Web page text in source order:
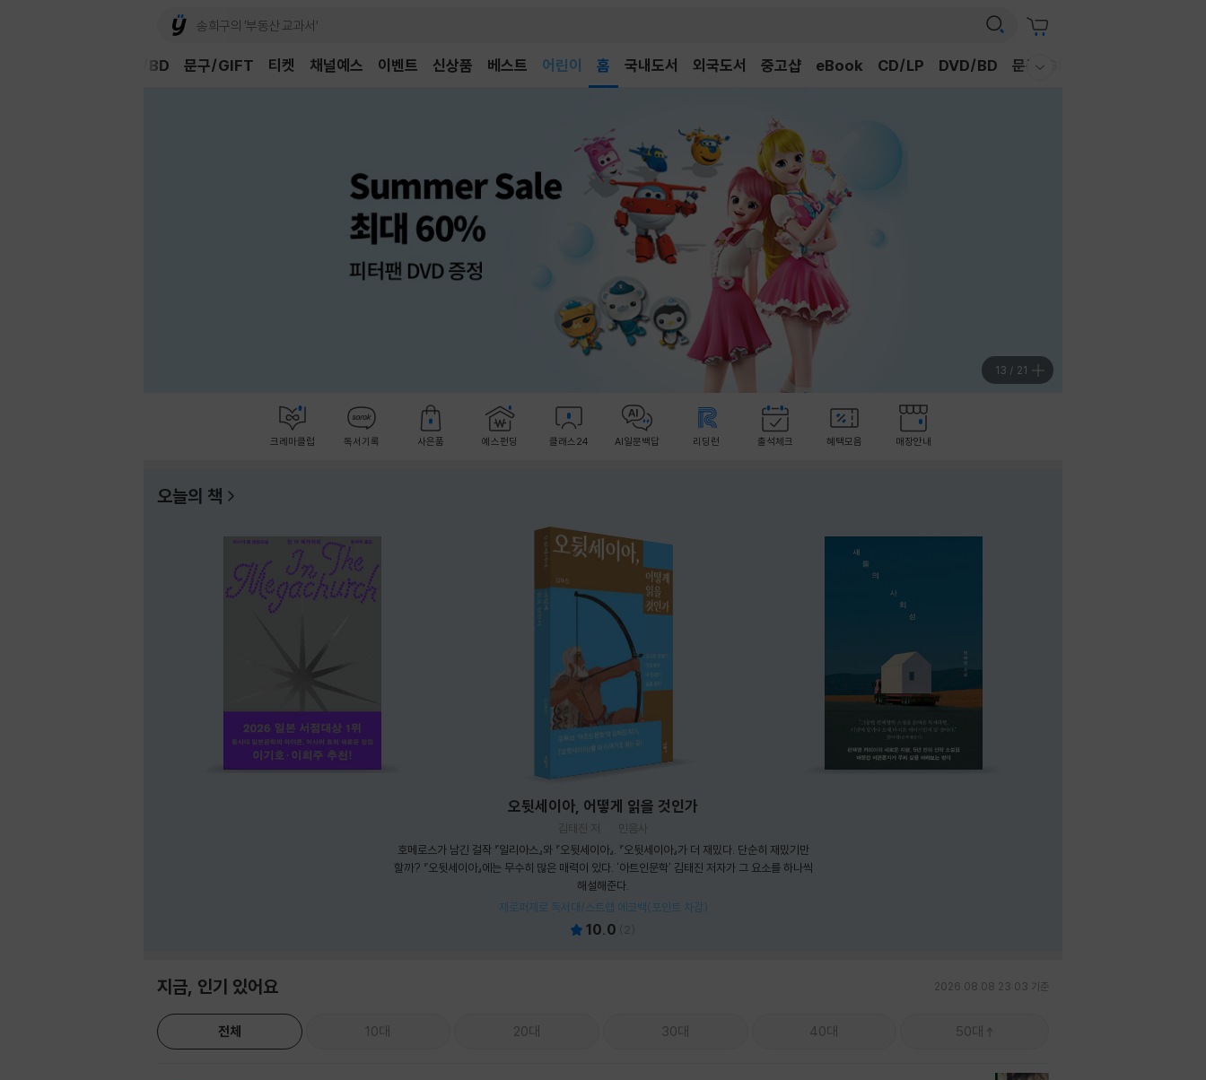
채널예스 이벤트 신상품 베스트
독후감
홈 국내도서 외국도서 중고샵 eBook CD/LP DVD/BD 문구/GIFT
DVD/BD 문구/GIFT 티켓
14 / 21
크레마클럽 독서기록 사은품 예스펀딩 클래스24 AI일문백답 리딩런 출석체크 혜택모음 매장안내
오늘의 책
오뒷세이아, 어떻게 읽을 것인가
김태진 저
민음사
호메로스가 남긴 걸작 『일리아스』와 『오뒷세이아』. 『오뒷세이아』가 더 재밌다. 단순히 재밌기만
할까? 『오뒷세이아』에는 무수히 많은 매력이 있다. '아트인문학' 김태진 저자가 그 요소를 하나씩
해설해준다.
제로퍼제로 독서대/스트랩 에코백(포인트 차감)
10.0 ( 2)
지금, 인기 있어요 2026.08.08 23:03 기준
전체 10대 20대 30대 40대 50대